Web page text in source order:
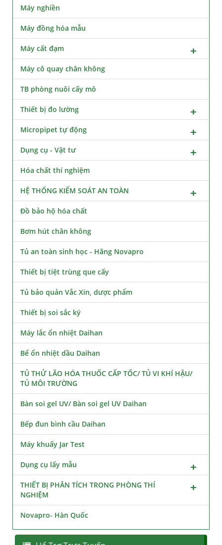
Máy nghiền
Máy đồng hóa mẫu
Máy cất đạm
Máy cô quay chân không
TB phòng nuôi cấy mô
Thiết bị đo lường
Micropipet tự động
Dụng cụ - Vật tư
Hóa chất thí nghiệm
HỆ THỐNG KIỂM SOÁT AN TOÀN
Đồ bảo hộ hóa chất
Bơm hút chân không
Tủ an toàn sinh học - Hãng Novapro
Thiết bị tiệt trùng que cấy
Tủ bảo quản Vắc Xin, dược phẩm
Thiết bị soi sắc ký
Máy lắc ổn nhiệt Daihan
Bể ổn nhiệt dầu Daihan
TỦ THỬ LÃO HÓA THUỐC CẤP TỐC/ TỦ VI KHÍ HẬU/
TỦ MÔI TRƯỜNG
Bàn soi gel UV/ Bàn soi gel UV Daihan
Bếp đun bình cầu Daihan
Máy khuấy Jar Test
Dụng cụ lấy mẫu
THIẾT BỊ PHÂN TÍCH TRONG PHÒNG THÍ
NGHIỆM
Novapro- Hàn Quốc